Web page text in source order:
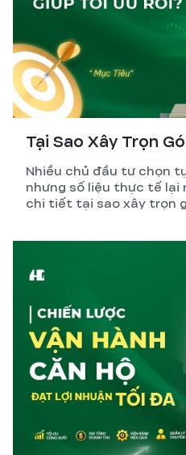
Tại Sao Xây Trọn
Nhiều chủ đầu tư chọn
nhưng số liệu thực tế lại
chi tiết tại sao xây trọn